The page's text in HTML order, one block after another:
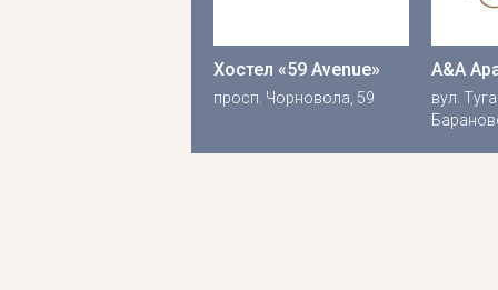
Хостел «59 Avenue»
просп. Чорновола, 59
A&A
вул.